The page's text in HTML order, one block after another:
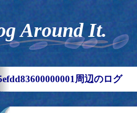
Around It.
周辺のログ